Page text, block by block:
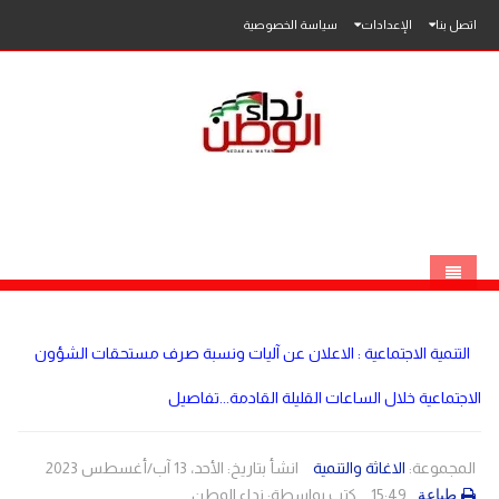
اتصل بنا الإعدادات سياسة الخصوصية
التنمية الاجتماعية : الاعلان عن آليات ونسبة صرف مستحقات الشؤون
الاجتماعية خلال الساعات القليلة القادمة...تفاصيل
المجموعة: الاغاثة والتنمية
انشأ بتاريخ: الأحد، 13 آب/أغسطس 2023
15:49
كتب بواسطة: نداء الوطن طباعة
فلسطين
عربي